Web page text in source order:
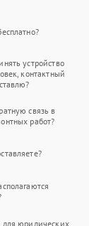
устройство
контактный
связь в
работ?
для юридических